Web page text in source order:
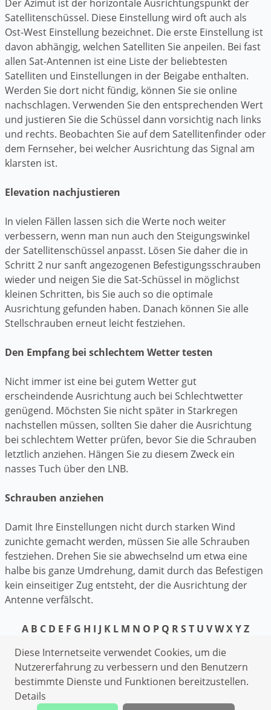
Der Azimut ist der horizontale Ausrichtungspunkt der
Satellitenschüssel. Diese Einstellung wird oft auch als
Ost-West Einstellung bezeichnet. Die erste Einstellung ist
davon abhängig, welchen Satelliten Sie anpeilen. Bei fast
allen Sat-Antennen ist eine Liste der beliebtesten
Satelliten und Einstellungen in der Beigabe enthalten.
Werden Sie dort nicht fündig, können Sie sie online
nachschlagen. Verwenden Sie den entsprechenden Wert
und justieren Sie die Schüssel dann vorsichtig nach links
und rechts. Beobachten Sie auf dem Satellitenfinder oder
dem Fernseher, bei welcher Ausrichtung das Signal am
klarsten ist.
Elevation nachjustieren
In vielen Fällen lassen sich die Werte noch weiter
verbessern, wenn man nun auch den Steigungswinkel
der Satellitenschüssel anpasst. Lösen Sie daher die in
Schritt 2 nur sanft angezogenen Befestigungsschrauben
wieder und neigen Sie die Sat-Schüssel in möglichst
kleinen Schritten, bis Sie auch so die optimale
Ausrichtung gefunden haben. Danach können Sie alle
Stellschrauben erneut leicht festziehen.
Den Empfang bei schlechtem Wetter testen
Nicht immer ist eine bei gutem Wetter gut
erscheindende Ausrichtung auch bei Schlechtwetter
genügend. Möchsten Sie nicht später in Starkregen
nachstellen müssen, sollten Sie daher die Ausrichtung
bei schlechtem Wetter prüfen, bevor Sie die Schrauben
letztlich anziehen. Hängen Sie zu diesem Zweck ein
nasses Tuch über den LNB.
Schrauben anziehen
Damit Ihre Einstellungen nicht durch starken Wind
zunichte gemacht werden, müssen Sie alle Schrauben
festziehen. Drehen Sie sie abwechselnd um etwa eine
halbe bis ganze Umdrehung, damit durch das Befestigen
kein einseitiger Zug entsteht, der die Ausrichtung der
Antenne verfälscht.
A B C D E F G H I J K L M N O P Q RST U VWXYZ
Datenschutzerklärung
Impressum
Kammerjäger Bad Salzungen
Klempner Bad Salzungen
Diese Internetseite verwendet Cookies, um die
Nutzererfahrung zu verbessern und den Benutzern
bestimmte Dienste und Funktionen bereitzustellen.
Details